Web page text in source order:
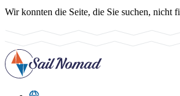
Wir konnten die Seite, die Sie suchen, nicht